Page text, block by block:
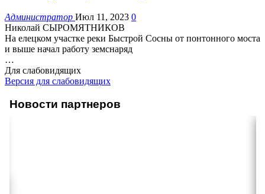
Администратор Июл 11, 2023 0
Николай СЫРОМЯТНИКОВ
На елецком участке реки Быстрой Сосны от понтонного моста
и выше начал работу земснаряд
…
Для слабовидящих
Версия для слабовидящих
Новости партнеров